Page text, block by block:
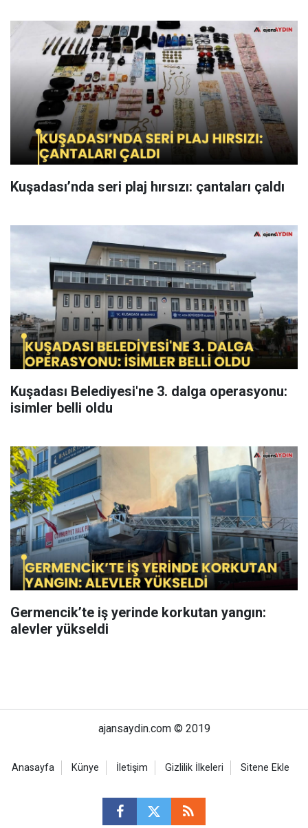
Kuşadası’nda seri plaj hırsızı: çantaları çaldı
Kuşadası Belediyesi'ne 3. dalga operasyonu:
isimler belli oldu
Germencik’te iş yerinde korkutan yangın:
alevler yükseldi
ajansaydin.com © 2019
Anasayfa Künye İletişim Gizlilik İlkeleri Sitene Ekle